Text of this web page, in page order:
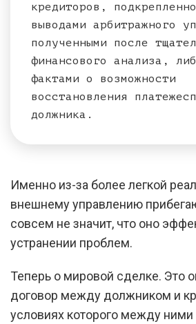
кредиторов,
выводами арбитражного
полученными после
финансового анализа,
фактами о возможности
восстановления
должника.
Именно из-за более легкой
внешнему управлению
совсем не значит, что оно
устранении проблем.
Теперь о мировой сделке. Это
договор между должником и
условиях которого между ними